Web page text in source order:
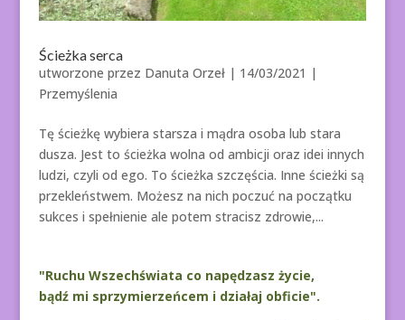
Ścieżka serca
utworzone przez Danuta Orzeł| 14/03/2021 |
Przemyślenia
Tę ścieżkę wybiera starsza i mądra osoba lub stara
dusza. Jest to ścieżka wolna od ambicji oraz idei innych
ludzi, czyli od ego. To ścieżka szczęścia. Inne ścieżki są
przekleństwem. Możesz na nich poczuć na początku
sukces i spełnienie ale potem stracisz zdrowie,...
"Ruchu Wszechświata co napędzasz życie,
bądź mi sprzymierzeńcem i działaj obficie".